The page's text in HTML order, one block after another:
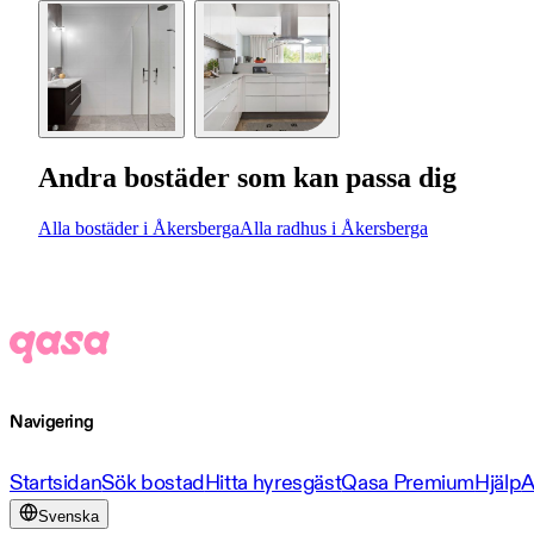
Andra bostäder som kan passa dig
Alla bostäder i ÅkersbergaAlla radhus i Åkersberga
Navigering
StartsidanSök bostadHitta hyresgästQasa PremiumHjälp
Svenska